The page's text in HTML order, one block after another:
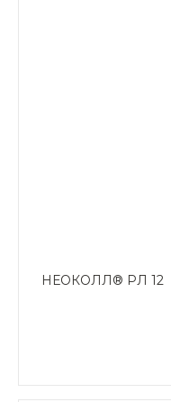
НЕОКОЛЛ® РЛ 12